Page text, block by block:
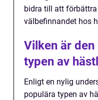
bidra till att
välbefinnandet hos
Vilken är
typen av
Enligt en nylig
populära typen av